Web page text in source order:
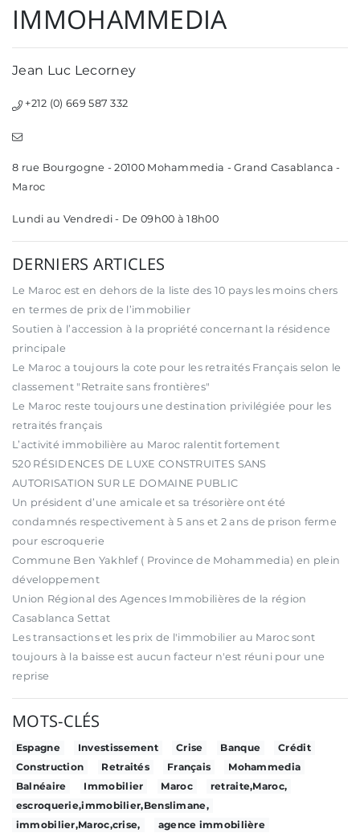
IMMOHAMMEDIA
Jean Luc Lecorney
+212 (0) 669 587 332
8 rue Bourgogne - 20100 Mohammedia - Grand Casablanca -
Maroc
Lundi au Vendredi - De 09h00 à 18h00
DERNIERS ARTICLES
Le Maroc est en dehors de la liste des 10 pays les moins chers
en termes de prix de l’immobilier
Soutien à l’accession à la propriété concernant la résidence
principale
Le Maroc a toujours la cote pour les retraités Français selon le
classement "Retraite sans frontières"
Le Maroc reste toujours une destination privilégiée pour les
retraités français
L’activité immobilière au Maroc ralentit fortement
520 RÉSIDENCES DE LUXE CONSTRUITES SANS
AUTORISATION SUR LE DOMAINE PUBLIC
Un président d’une amicale et sa trésorière ont été
condamnés respectivement à 5 ans et 2 ans de prison ferme
pour escroquerie
Commune Ben Yakhlef ( Province de Mohammedia) en plein
développement
Union Régional des Agences Immobilières de la région
Casablanca Settat
Les transactions et les prix de l'immobilier au Maroc sont
toujours à la baisse est aucun facteur n'est réuni pour une
reprise
MOTS-CLÉS
Espagne Investissement Crise Banque
Crédit
Construction
Retraités Français
Mohammedia
Balnéaire
Immobilier Maroc
retraite,Maroc,
escroquerie,immobilier,Benslimane,
immobilier,Maroc,crise,
agence immobilière